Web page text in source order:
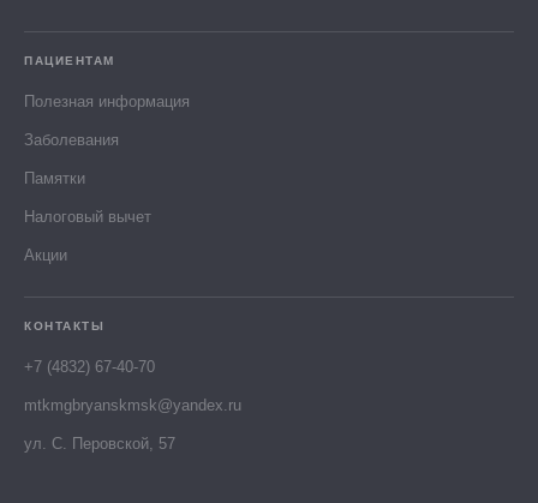
ПАЦИЕНТАМ
Полезная информация
Заболевания
Памятки
Налоговый вычет
Акции
КОНТАКТЫ
+7 (4832) 67-40-70
mtkmgbryanskmsk@yandex.ru
ул. С. Перовской, 57